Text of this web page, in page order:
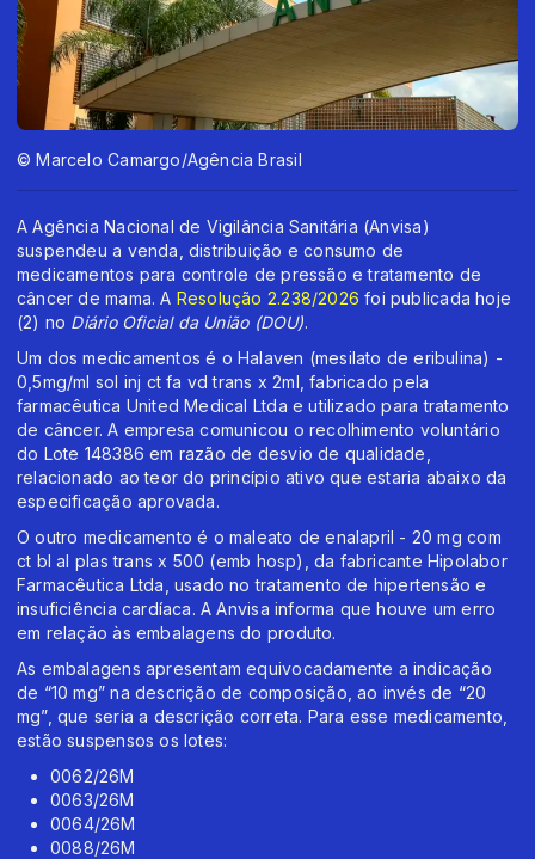
© Marcelo Camargo/Agência Brasil
A Agência Nacional de Vigilância Sanitária (Anvisa)
suspendeu a venda, distribuição e consumo de
medicamentos para controle de pressão e tratamento de
câncer de mama. A Resolução 2.238/2026 foi publicada hoje
(2) no Diário Oficial da União (DOU).
Um dos medicamentos é o Halaven (mesilato de eribulina) -
0,5mg/ml sol inj ct fa vd trans x 2ml, fabricado pela
farmacêutica United Medical Ltda e utilizado para tratamento
de câncer. A empresa comunicou o recolhimento voluntário
do Lote 148386 em razão de desvio de qualidade,
relacionado ao teor do princípio ativo que estaria abaixo da
especificação aprovada.
O outro medicamento é o maleato de enalapril - 20 mg com
ct bl al plas trans x 500 (emb hosp), da fabricante Hipolabor
Farmacêutica Ltda, usado no tratamento de hipertensão e
insuficiência cardíaca. A Anvisa informa que houve um erro
em relação às embalagens do produto.
As embalagens apresentam equivocadamente a indicação
de “10 mg” na descrição de composição, ao invés de “20
mg”, que seria a descrição correta. Para esse medicamento,
estão suspensos os lotes:
0062/26M
0063/26M
0064/26M
0088/26M